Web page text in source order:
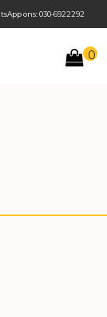
0
ons: 030-6922292